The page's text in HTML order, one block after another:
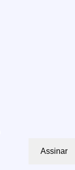
Assinar